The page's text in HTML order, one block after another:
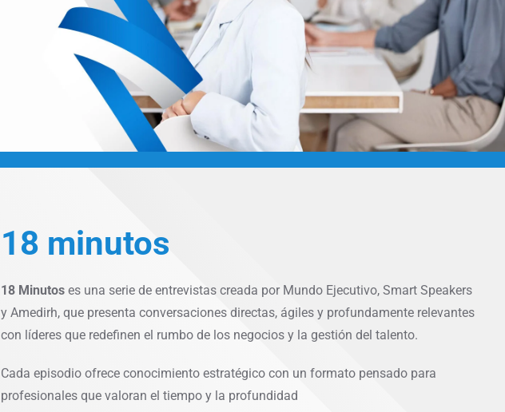
18 minutos
18 Minutos es una serie de entrevistas creada por Mundo Ejecutivo, Smart Speakers
y Amedirh, que presenta conversaciones directas, ágiles y profundamente relevantes
con líderes que redefinen el rumbo de los negocios y la gestión del talento.
Cada episodio ofrece conocimiento estratégico con un formato pensado para
profesionales que valoran el tiempo y la profundidad